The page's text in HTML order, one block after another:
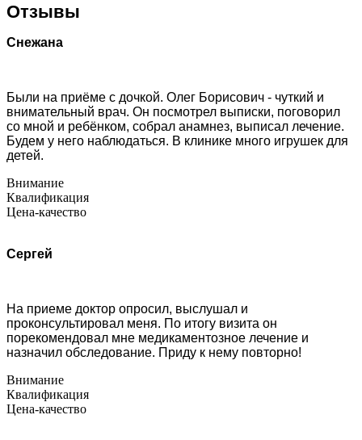
Отзывы
Снежана
Были на приёме с дочкой. Олег Борисович - чуткий и
внимательный врач. Он посмотрел выписки, поговорил
со мной и ребёнком, собрал анамнез, выписал лечение.
Будем у него наблюдаться. В клинике много игрушек для
детей.
Внимание
Квалификация
Цена-качество
Сергей
На приеме доктор опросил, выслушал и
проконсультировал меня. По итогу визита он
порекомендовал мне медикаментозное лечение и
назначил обследование. Приду к нему повторно!
Внимание
Квалификация
Цена-качество